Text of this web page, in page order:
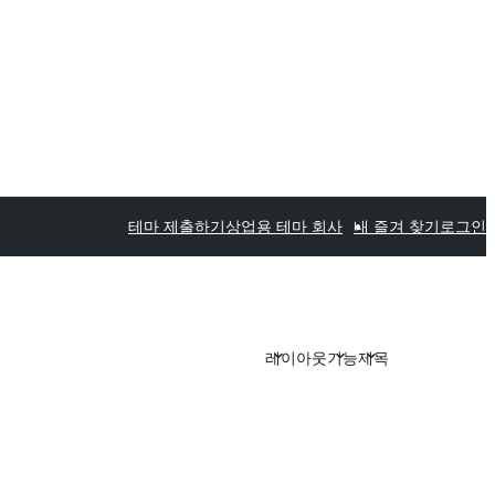
테마 제출하기상업용 테마 회사 내 즐겨 찾기 로그인
레이아웃기능제목